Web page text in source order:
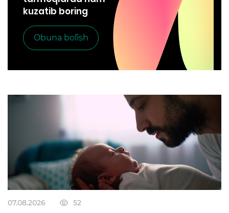
kuzatib boring
Obuna bo`lish
07.08.2026 52